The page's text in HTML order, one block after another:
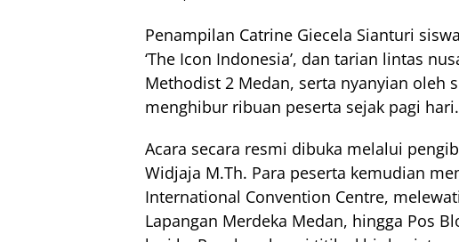
Penampilan Catrine Giecela Sianturi
‘The Icon Indonesia’, dan tarian lintas
Methodist 2 Medan, serta nyanyian oleh
menghibur ribuan peserta sejak pagi hari.
Acara secara resmi dibuka melalui
Widjaja M.Th. Para peserta kemudian
International Convention Centre,
Lapangan Merdeka Medan, hingga Pos